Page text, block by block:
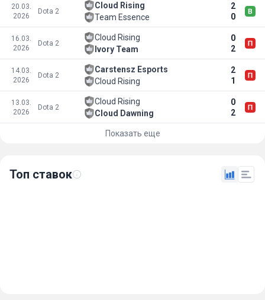
20.03.
2026
Dota 2
Cloud Rising
2
0
Team Essence
16.03.
2026
Dota 2
Cloud Rising
0
2
Ivory Team
14.03.
2026
Dota 2
Carstensz Esports
2
1
Cloud Rising
13.03.
2026
Dota 2
Cloud Rising
0
2
Cloud Dawning
Показать еще
Топ ставок